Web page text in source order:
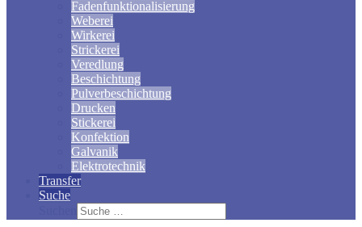
Fadenfunktionalisierung
Weberei
Wirkerei
Strickerei
Veredlung
Beschichtung
Pulverbeschichtung
Drucken
Stickerei
Konfektion
Galvanik
Elektrotechnik
Transfer
Suche